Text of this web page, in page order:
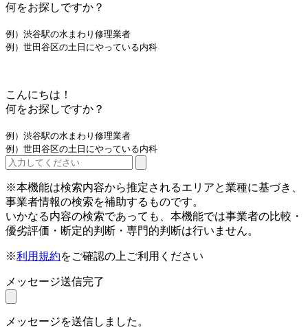
何をお探しですか？
例）渋谷駅の水まわり修理業者
例）世田谷区の土日にやっている内科
こんにちは！
何をお探しですか？
例）渋谷駅の水まわり修理業者
例）世田谷区の土日にやっている内科
※本機能は検索内容から推定されるエリアと業種に基づき、
事業者情報の検索を補助するものです。
いかなる内容の検索であっても、本機能では事業者の比較・
優劣評価・断定的判断・専門的判断は行いません。
※利用規約をご確認の上ご利用ください
メッセージ送信完了
メッセージを送信しました。